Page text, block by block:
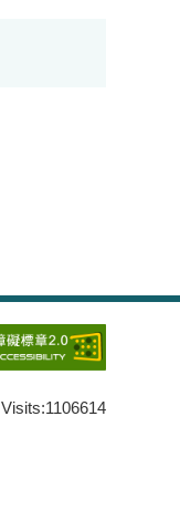
Visits:1106614